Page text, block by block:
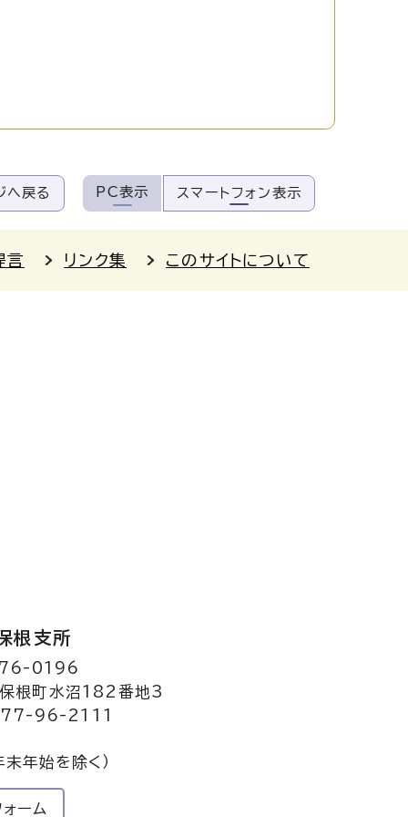
へ戻る PC表示 スマートフォン表示
言 リンク集 このサイトについて
根支所
0196
根町水沼182番地3
96-2111
末年始を除く）
ーム